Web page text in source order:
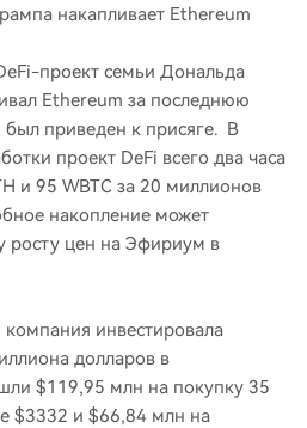
накапливает Ethereum
проект семьи Дональда
Ethereum за последнюю
был приведен к присяге. В
проект DeFi всего два часа
и 95 WBTC за 20 миллионов
накопление может
росту цен на Эфириум в
инвестировала
долларов в
$119,95 млн на покупку 35
$3332 и $66,84 млн на